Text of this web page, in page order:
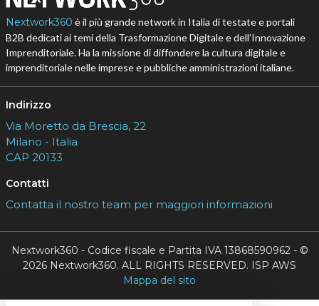
Nextwork360 è il più grande network in Italia di testate e portali
B2B dedicati ai temi della Trasformazione Digitale e dell’Innovazione
Imprenditoriale. Ha la missione di diffondere la cultura digitale e
imprenditoriale nelle imprese e pubbliche amministrazioni italiane.
Indirizzo
Via Moretto da Brescia, 22
Milano - Italia
CAP 20133
Contatti
Contatta il nostro team per maggiori informazioni
Nextwork360 - Codice fiscale e Partita IVA 13868590962 - ©
2026 Nextwork360. ALL RIGHTS RESERVED. ISP AWS
Mappa del sito